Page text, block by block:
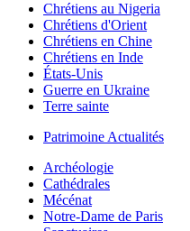
Chrétiens au Nigeria
Chrétiens d'Orient
Chrétiens en Chine
Chrétiens en Inde
États-Unis
Guerre en Ukraine
Terre sainte
Patrimoine Actualités
Archéologie
Cathédrales
Mécénat
Notre-Dame de Paris